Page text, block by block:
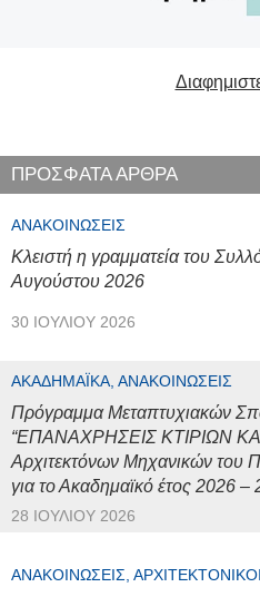
ΠΡΟΣΦΑΤΑ ΑΡΘΡΑ
ΑΝΑΚΟΙΝΏΣΕΙΣ
Κλειστή η γραμματεία του
Αυγούστου 2026
30 ΙΟΥΛΊΟΥ 2026
ΑΚΑΔΗΜΑΪΚΆ, ΑΝΑΚΟΙΝΏΣΕΙΣ
Πρόγραμμα Μεταπτυχιακών
“ΕΠΑΝΑΧΡΗΣΕΙΣ ΚΤΙΡΙΩΝ
Αρχιτεκτόνων Μηχανικών του
για το Ακαδημαϊκό έτος 2026 –
28 ΙΟΥΛΊΟΥ 2026
ΑΝΑΚΟΙΝΏΣΕΙΣ,